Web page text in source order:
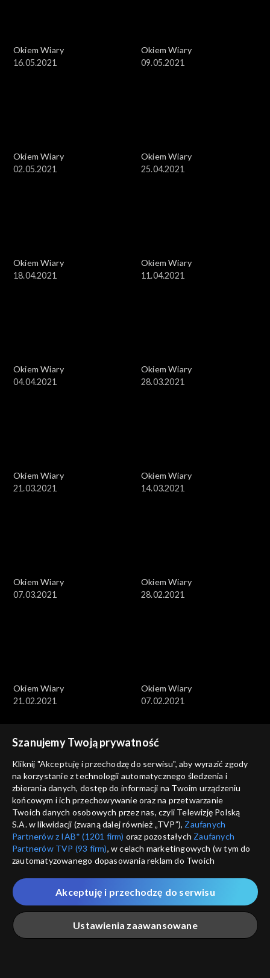
Okiem Wiary
16.05.2021
Okiem Wiary
09.05.2021
Okiem Wiary
02.05.2021
Okiem Wiary
25.04.2021
Okiem Wiary
18.04.2021
Okiem Wiary
11.04.2021
Okiem Wiary
04.04.2021
Okiem Wiary
28.03.2021
Okiem Wiary
21.03.2021
Okiem Wiary
14.03.2021
Okiem Wiary
07.03.2021
Okiem Wiary
28.02.2021
Okiem Wiary
21.02.2021
Okiem Wiary
07.02.2021
Okiem Wiary
31.01.2021
Okiem Wiary
24.01.2021
Okiem Wiary
17.01.2021
Okiem Wiary
10.01.2021
Szanujemy Twoją prywatność
Kliknij "Akceptuję i przechodzę do serwisu", aby wyrazić zgody
na korzystanie z technologii automatycznego śledzenia i
zbierania danych, dostęp do informacji na Twoim urządzeniu
końcowym i ich przechowywanie oraz na przetwarzanie
Twoich danych osobowych przez nas, czyli Telewizję Polską
S.A. w likwidacji (zwaną dalej również „TVP”), Zaufanych
Partnerów z IAB* (1201 firm) oraz pozostałych Zaufanych
Partnerów TVP (93 firm), w celach marketingowych (w tym do
zautomatyzowanego dopasowania reklam do Twoich
które wskazujemy poniżej, a także zgody na udostępnianie
przez nas identyfikatora PPID do Google.
Twoje dane osobowe zbierane podczas odwiedzania przez
Ciebie naszych
poszczególnych serwisówzwanych dalej
„Portalem”, w tym informacje zapisywane za pomocą
Ustawienia zaawansowane
Akceptuję i przechodzę do serwisu